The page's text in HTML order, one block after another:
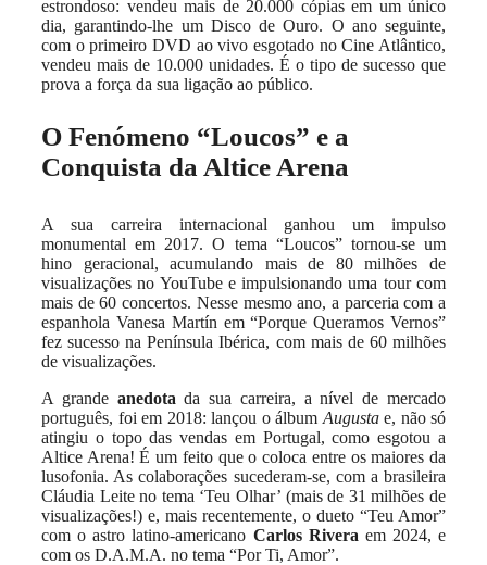
estrondoso: vendeu mais de 20.000 cópias em um único
dia, garantindo-lhe um Disco de Ouro. O ano seguinte,
com o primeiro DVD ao vivo esgotado no Cine Atlântico,
vendeu mais de 10.000 unidades. É o tipo de sucesso que
prova a força da sua ligação ao público.
O Fenómeno “Loucos” e a
Conquista da Altice Arena
A sua carreira internacional ganhou um impulso
monumental em 2017. O tema “Loucos” tornou-se um
hino geracional, acumulando mais de 80 milhões de
visualizações no YouTube e impulsionando uma tour com
mais de 60 concertos. Nesse mesmo ano, a parceria com a
espanhola Vanesa Martín em “Porque Queramos Vernos”
fez sucesso na Península Ibérica, com mais de 60 milhões
de visualizações.
A grande anedota da sua carreira, a nível de mercado
português, foi em 2018: lançou o álbum Augustae, não só
atingiu o topo das vendas em Portugal, como esgotou a
Altice Arena! É um feito que o coloca entre os maiores da
lusofonia. As colaborações sucederam-se, com a brasileira
Cláudia Leite no tema ‘Teu Olhar’ (mais de 31 milhões de
visualizações!) e, mais recentemente, o dueto “Teu Amor”
com o astro latino-americano Carlos Rivera em 2024, e
com os D.A.M.A. no tema “Por Ti, Amor”.